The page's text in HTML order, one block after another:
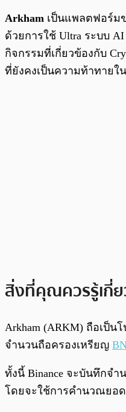
Arkham เป็นแพลตฟอร์ม
ด้วยการใช้ Ultra ระบบ
กิจกรรมที่เกี่ยวข้องกับ
ที่ยังคงเป็นความท้าทายใ
สิ่งที่คุณควรรู้เกี่
Arkham (ARKM) ถือเป็น
จำนวนถือครองเหรียญ
ทั้งนี้ Binance จะบันทึกจำ
โดยจะใช้การคำนวณยอ